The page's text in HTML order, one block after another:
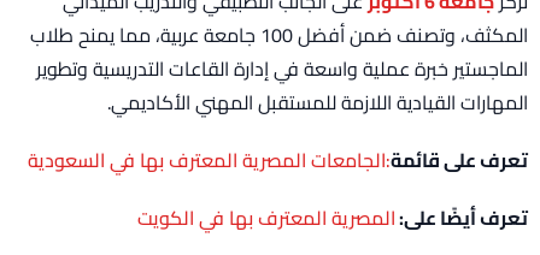
المكثف، وتصنف ضمن أفضل 100 جامعة عربية، مما يمنح طلاب
الماجستير خبرة عملية واسعة في إدارة القاعات التدريسية وتطوير
المهارات القيادية اللازمة للمستقبل المهني الأكاديمي.
تعرف على قائمة:الجامعات المصرية المعترف بها في السعودية
تعرف أيضًا على:المصرية المعترف بها في الكويت